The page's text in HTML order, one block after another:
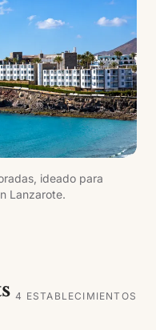
ideado para
Lanzarote.
4 ESTABLECIMIENTOS